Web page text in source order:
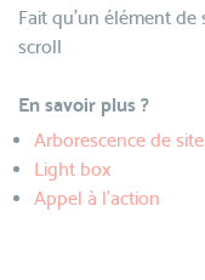
Fait qu'un élément de
scroll
En savoir plus ?
Arborescence de site
Light box
Appel à l'action